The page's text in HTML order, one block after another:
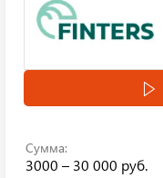
Сумма:
3000 – 30 000 руб.